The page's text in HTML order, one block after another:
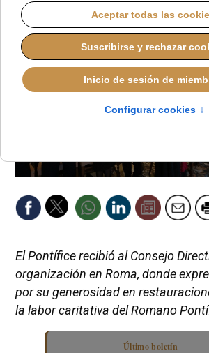
El Pontífice recibió al Consejo
organización en Roma, donde
por su generosidad en
la labor caritativa del Romano
Último boletín